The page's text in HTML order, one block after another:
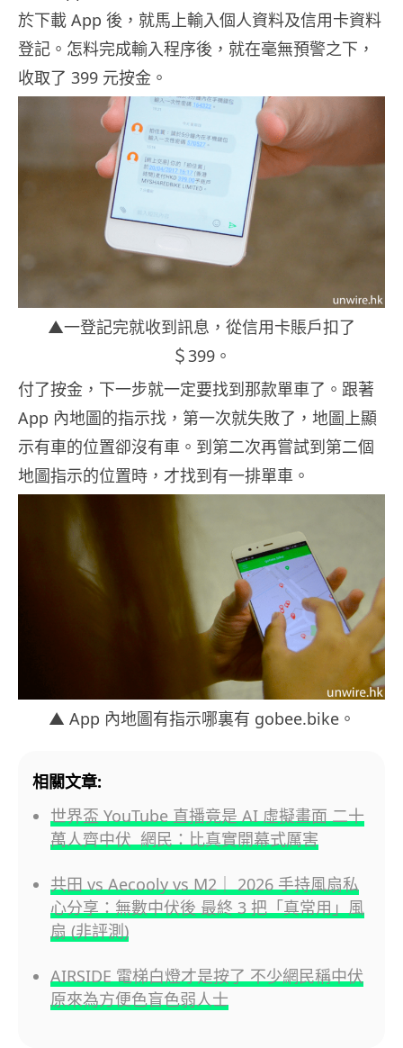
於下載 App 後，就馬上輸入個人資料及信用卡資料
登記。怎料完成輸入程序後，就在毫無預警之下，
收取了 399 元按金。
▲一登記完就收到訊息，從信用卡賬戶扣了
＄399。
付了按金，下一步就一定要找到那款單車了。跟著
App 內地圖的指示找，第一次就失敗了，地圖上顯
示有車的位置卻沒有車。到第二次再嘗試到第二個
地圖指示的位置時，才找到有一排單車。
▲ App 內地圖有指示哪裏有 gobee.bike。
相關文章:
世界盃 YouTube 直播竟是 AI 虛擬畫面 二十
萬人齊中伏 網民：比真實開幕式厲害
共田 vs Aecooly vs M2｜ 2026 手持風扇私
心分享：無數中伏後 最終 3 把「真常用」風
扇 (非評測)
AIRSIDE 電梯白燈才是按了 不少網民稱中伏
原來為方便色盲色弱人士